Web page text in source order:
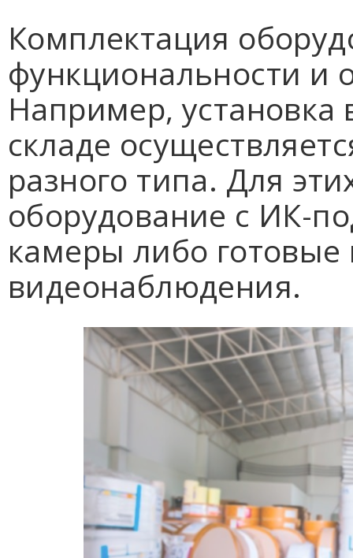
Комплектация
функциональности и
Например,
складе
разного типа. Для
оборудование с ИК-
камеры либо
видеонаблюдения.